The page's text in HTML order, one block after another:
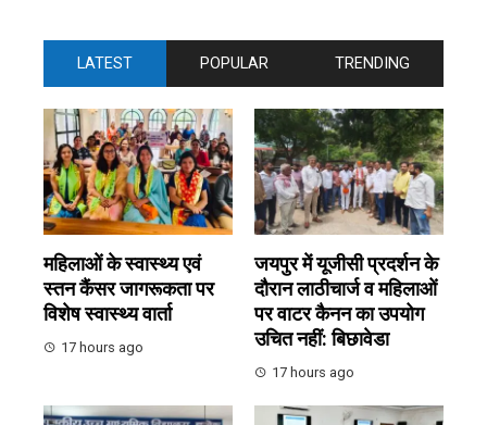
LATEST POPULAR TRENDING
महिलाओं के स्वास्थ्य एवं
स्तन कैंसर जागरूकता पर
विशेष स्वास्थ्य वार्ता
17 hours ago
जयपुर में यूजीसी प्रदर्शन के
दौरान लाठीचार्ज व महिलाओं
पर वाटर कैनन का उपयोग
उचित नहीं: बिछावेडा
17 hours ago